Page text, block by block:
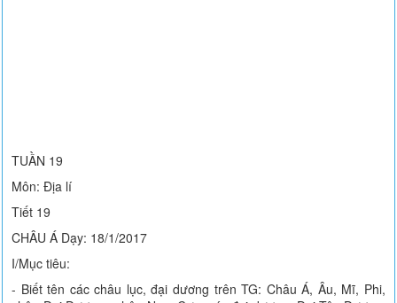
TUẦN 19
Môn: Địa lí
Tiết 19
CHÂU Á Dạy: 18/1/2017
I/Mục tiêu:
- Biết tên các châu lục, đại dương trên TG: Châu Á, Âu, Mĩ, Phi,